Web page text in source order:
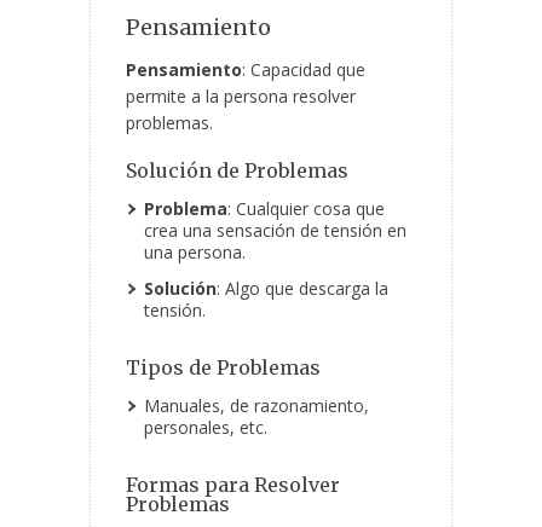
Pensamiento
Pensamiento: Capacidad que
permite a la persona resolver
problemas.
Solución de Problemas
Problema: Cualquier cosa que
crea una sensación de tensión en
una persona.
Solución: Algo que descarga la
tensión.
Tipos de Problemas
Manuales, de razonamiento,
personales, etc.
Formas para Resolver
Problemas